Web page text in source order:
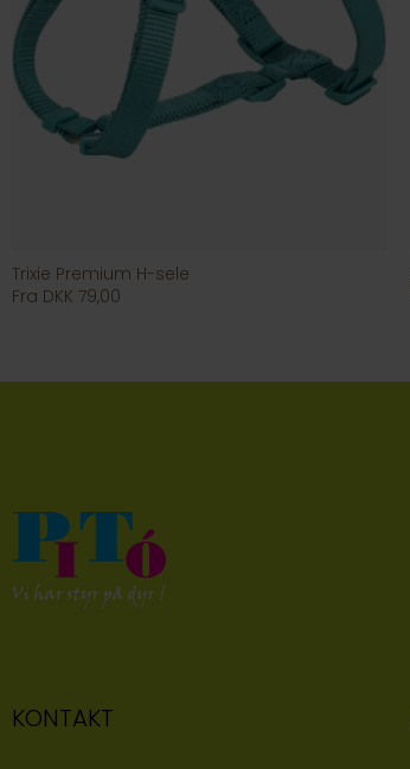
Trixie Premium H-sele
Fra DKK 79,00
KONTAKT